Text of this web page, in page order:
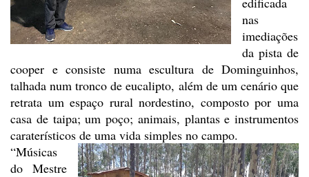
nas
imediações
da pista de
cooper econsiste numa escultura de Dominguinhos,
talhada num tronco de eucalipto, além de um cenário que
retrata um espaço rural nordestino, composto por uma
casa detaipa; um poço; animais, plantas e instrumentos
caraterísticos de uma vida simples no campo.
“Músicas
do Mestre